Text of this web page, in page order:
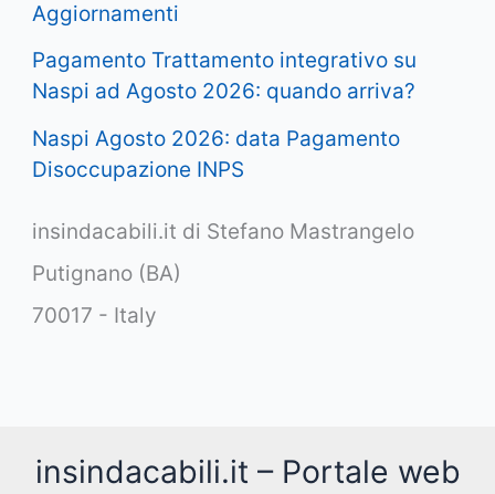
Aggiornamenti
Pagamento Trattamento integrativo su
Naspi ad Agosto 2026: quando arriva?
Naspi Agosto 2026: data Pagamento
Disoccupazione INPS
insindacabili.it di Stefano Mastrangelo
Putignano (BA)
70017 - Italy
insindacabili.it – Portale web